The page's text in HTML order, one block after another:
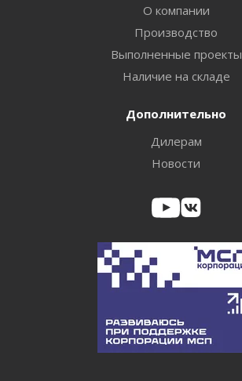
О компании
Производство
Выполненные проекты
Наличие на складе
Дополнительно
Дилерам
Новости